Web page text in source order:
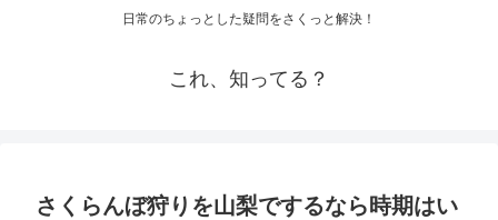
日常のちょっとした疑問をさくっと解決！
これ、知ってる？
さくらんぼ狩りを山梨でするなら時期はい